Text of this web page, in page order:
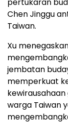
Chen Jinggu
Taiwan.
Xu
jembatan
memperkuat
warga Taiwan